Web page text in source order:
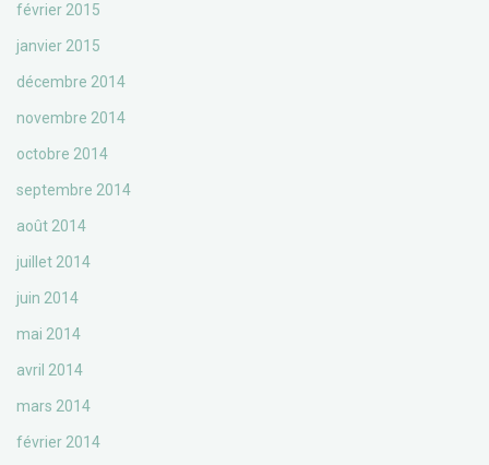
février 2015
janvier 2015
décembre 2014
novembre 2014
octobre 2014
septembre 2014
août 2014
juillet 2014
juin 2014
mai 2014
avril 2014
mars 2014
février 2014